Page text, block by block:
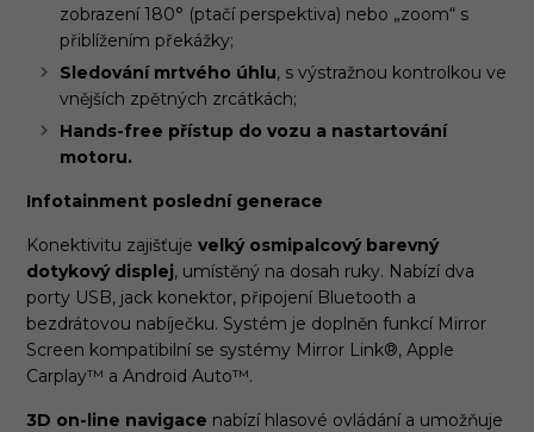
zobrazení 180° (ptačí perspektiva) nebo „zoom“ s
přiblížením překážky;
Sledování mrtvého úhlu, s výstražnou kontrolkou ve
vnějších zpětných zrcátkách;
Hands-free přístup do vozu a nastartování
motoru.
Infotainment poslední generace
Konektivitu zajišťujevelký osmipalcový barevný
dotykový displej, umístěný na dosah ruky. Nabízí dva
porty USB, jack konektor, připojení Bluetooth a
bezdrátovou nabíječku. Systém je doplněn funkcí Mirror
Screen kompatibilní se systémy Mirror Link®, Apple
Carplay™ a Android Auto™.
3D on-line navigace nabízí hlasové ovládání a umožňuje